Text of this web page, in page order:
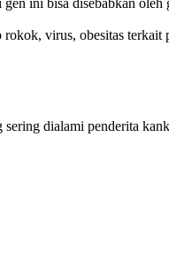
ini bisa disebabkan
virus, obesitas terkait
dialami penderita